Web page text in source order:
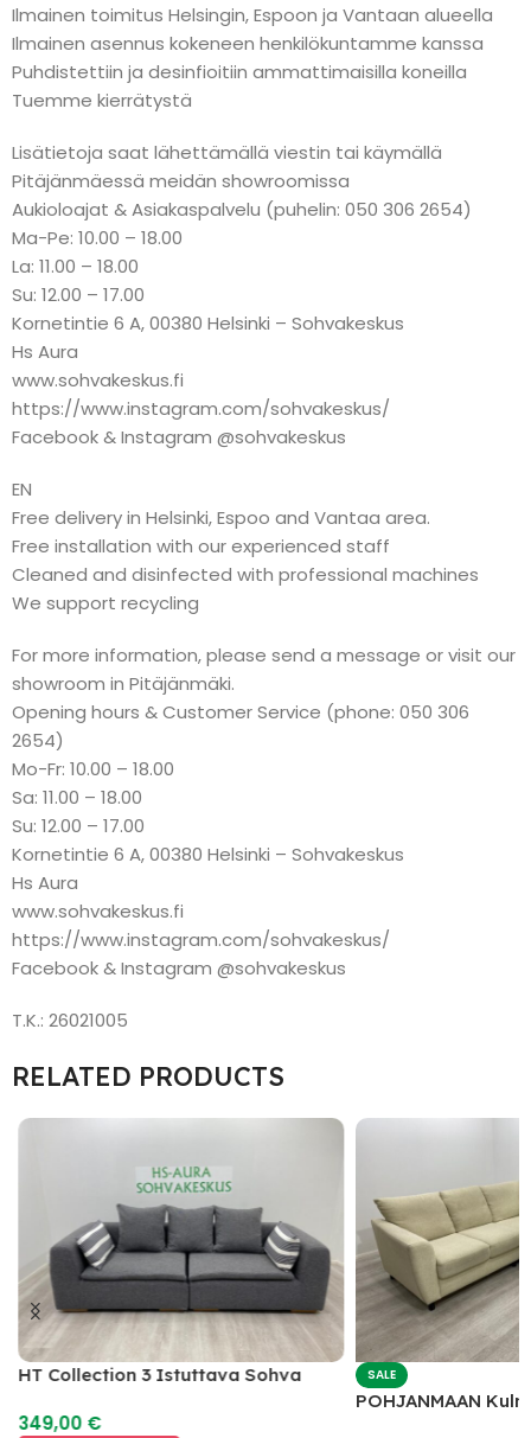
Ilmainen toimitus Helsingin, Espoon ja Vantaan alueella
Ilmainen asennus kokeneen henkilökuntamme kanssa
Puhdistettiin ja desinfioitiin ammattimaisilla koneilla
Tuemme kierrätystä
Lisätietoja saat lähettämällä viestin tai käymällä
Pitäjänmäessä meidän showroomissa
Aukioloajat & Asiakaspalvelu (puhelin: 050 306 2654)
Ma-Pe: 10.00 – 18.00
La: 11.00 – 18.00
Su: 12.00 – 17.00
Kornetintie 6 A, 00380 Helsinki – Sohvakeskus
Hs Aura
www.sohvakeskus.fi
https://www.instagram.com/sohvakeskus/
Facebook & Instagram @sohvakeskus
EN
Free delivery in Helsinki, Espoo and Vantaa area.
Free installation with our experienced staff
Cleaned and disinfected with professional machines
We support recycling
For more information, please send a message or visit our
showroom in Pitäjänmäki.
Opening hours & Customer Service (phone: 050 306
2654)
Mo-Fr: 10.00 – 18.00
Sa: 11.00 – 18.00
Su: 12.00 – 17.00
Kornetintie 6 A, 00380 Helsinki – Sohvakeskus
Hs Aura
www.sohvakeskus.fi
https://www.instagram.com/sohvakeskus/
Facebook & Instagram @sohvakeskus
T.K.: 26021005
RELATED PRODUCTS
HT Collection 3 Istuttava Sohva
349,00 €
SALE
POHJANMAAN